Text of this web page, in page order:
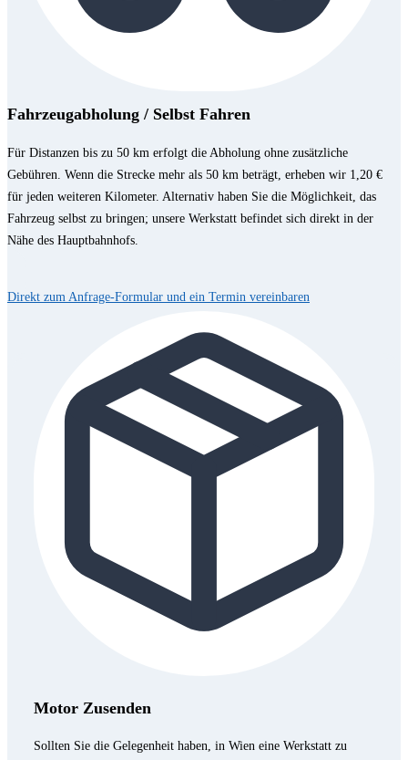
Fahrzeugabholung / Selbst Fahren
Für Distanzen bis zu 50 km erfolgt die Abholung ohne zusätzliche
Gebühren. Wenn die Strecke mehr als 50 km beträgt, erheben wir 1,20 €
für jeden weiteren Kilometer. Alternativ haben Sie die Möglichkeit, das
Fahrzeug selbst zu bringen; unsere Werkstatt befindet sich direkt in der
Nähe des Hauptbahnhofs.
Direkt zum Anfrage-Formular und ein Termin vereinbaren
Motor Zusenden
Sollten Sie die Gelegenheit haben, in Wien eine Werkstatt zu